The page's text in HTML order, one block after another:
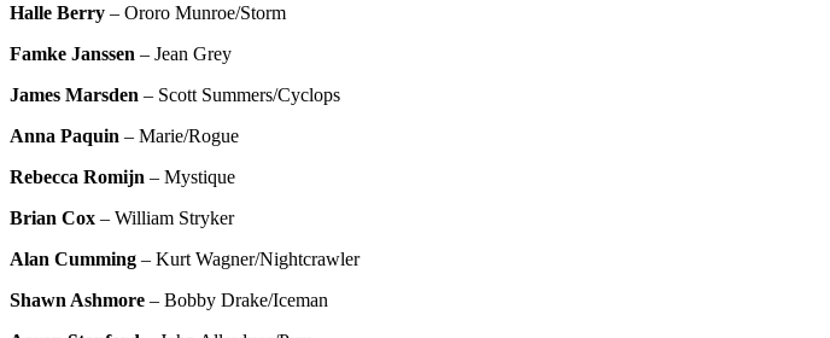
Halle Berry – Ororo Munroe/Storm
Famke Janssen – Jean Grey
James Marsden – Scott Summers/Cyclops
Anna Paquin – Marie/Rogue
Rebecca Romijn – Mystique
Brian Cox – William Stryker
Alan Cumming – Kurt Wagner/Nightcrawler
Shawn Ashmore – Bobby Drake/Iceman